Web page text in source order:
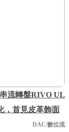
流轉盤RIVO UL
，首見皮革飾面
DAC/數位流